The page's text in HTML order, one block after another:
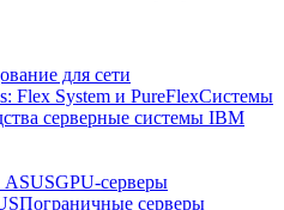
для сети
Flex System и PureFlexСистемы
серверные системы IBM
ASUSGPU-серверы
Пограничные серверы